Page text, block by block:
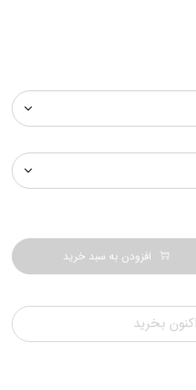
افزودن به سبد خرید
بخرید